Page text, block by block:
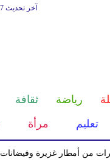
آخر تحديث GMT17:19:07
رياضة ثقافة
تعليم مرأة
أمطار غزيرة وفيضانات